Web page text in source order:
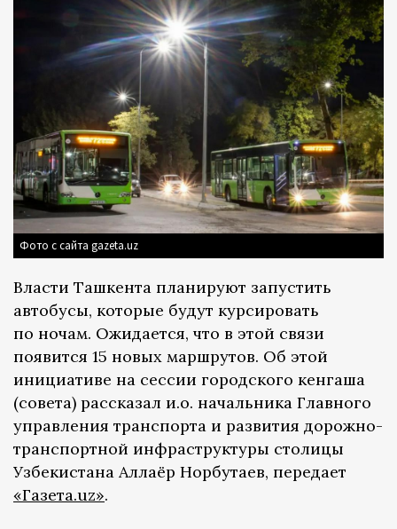
Фото с сайта gazeta.uz
Власти Ташкента планируют запустить
автобусы, которые будут курсировать
по ночам. Ожидается, что в этой связи
появится 15 новых маршрутов. Об этой
инициативе на сессии городского кенгаша
(совета) рассказал и.о. начальника Главного
управления транспорта и развития дорожно-
транспортной инфраструктуры столицы
Узбекистана Аллаёр Норбутаев, передает
«Газета.uz».